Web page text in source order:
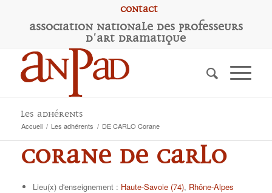
Contact
Association Nationale des Professeurs
d'Art Dramatique
Les adhérents
Accueil / Les adhérents / DE CARLO Corane
Corane DE CARLO
Lieu(x) d'enseignement : Haute-Savoie (74), Rhône-Alpes